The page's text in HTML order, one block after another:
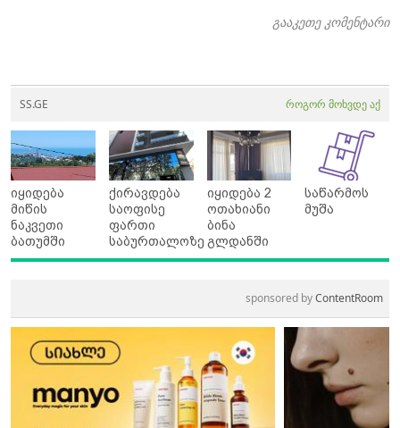
გააკეთე კომენტარი
SS.GE როგორ მოხვდე აქ
იყიდება
მიწის
ნაკვეთი
ბათუმში
ქირავდება
საოფისე
ფართი
საბურთალოზე
იყიდება 2
ოთახიანი
ბინა
გლდანში
საწარმოს
მუშა
sponsored byContentRoom